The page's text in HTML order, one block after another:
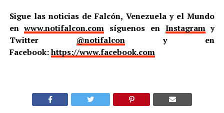
Sigue las noticias de Falcón, Venezuela y el Mundo
enwww.notifalcon.com síguenos en Instagramy
Twitter @notifalcony en
Facebook:https://www.facebook.com